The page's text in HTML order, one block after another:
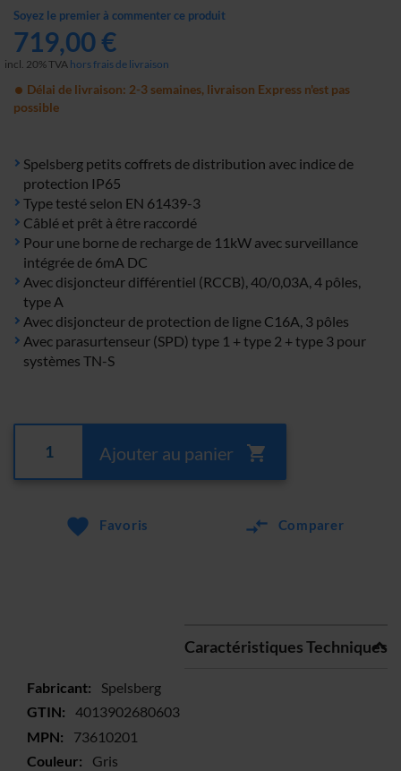
gallery
Soyez le premier à commenter ce produit
719,00 €
incl. 20% TVA hors frais de livraison
Délai de livraison: 2-3 semaines, livraison Express n'est pas
possible
Spelsberg petits coffrets de distribution avec indice de
protection IP65
Type testé selon EN 61439-3
Câblé et prêt à être raccordé
Pour une borne de recharge de 11kW avec surveillance
intégrée de 6mA DC
Avec disjoncteur différentiel (RCCB), 40/0,03A, 4 pôles,
type A
Avec disjoncteur de protection de ligne C16A, 3 pôles
Avec parasurtenseur (SPD) type 1 + type 2 + type 3 pour
systèmes TN-S
Ajouter au panier
Favoris Comparer
Caractéristiques Techniques
Plus
d’information
Spelsberg
4013902680603
73610201
Gris